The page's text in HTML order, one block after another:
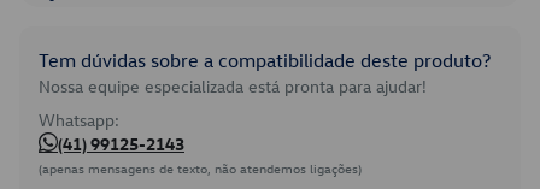
Tem dúvidas sobre a compatibilidade deste produto?
Nossa equipe especializada está pronta para ajudar!
Whatsapp:
(41) 99125-2143
(apenas mensagens de texto, não atendemos ligações)